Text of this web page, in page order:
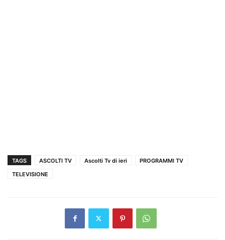
TAGS ASCOLTI TV Ascolti Tv di ieri
PROGRAMMI TV
TELEVISIONE